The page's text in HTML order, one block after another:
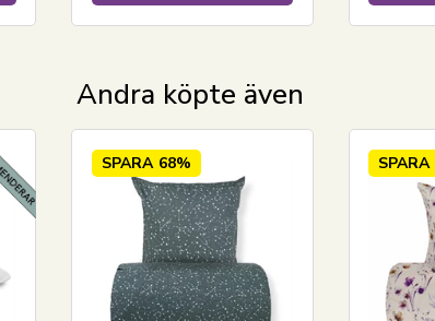
Se vårt stora utbud av täcken 140x200
Har du frågor om produkten?
Andra köpte även
SPARA 68% SPARA